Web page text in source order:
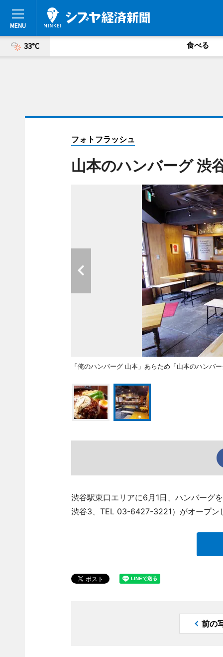
33°C 食べる
フォトフラッシュ
山本のハンバーグ 渋
「俺のハンバーグ 山本」あらため「山本のハンバ
渋谷駅東口エリアに6月1日、ハンバーグ
渋谷3、TEL 03-6427-3221）がオープン
前の